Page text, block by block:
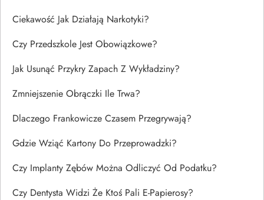
Ciekawość Jak Działają Narkotyki?
Czy Przedszkole Jest Obowiązkowe?
Jak Usunąć Przykry Zapach Z Wykładziny?
Zmniejszenie Obrączki Ile Trwa?
Dlaczego Frankowicze Czasem Przegrywają?
Gdzie Wziąć Kartony Do Przeprowadzki?
Czy Implanty Zębów Można Odliczyć Od Podatku?
Czy Dentysta Widzi Że Ktoś Pali E-Papierosy?